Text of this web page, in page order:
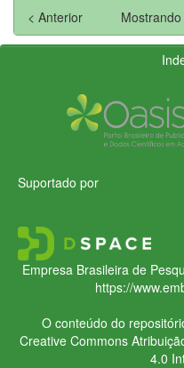
< Anterior
Suportado por
Empresa Brasileira de
https://
O conteúdo do
Creative Commons
4.0